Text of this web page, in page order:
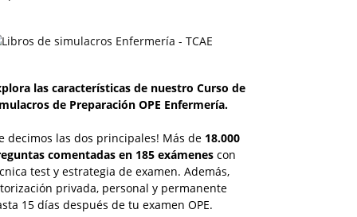
las características de nuestro Curso de
de Preparación OPE Enfermería.
decimos las dos principales! Más de 18.000
comentadas en 185 exámenes con
test y estrategia de examen. Además,
privada, personal y permanente
15 días después de tu examen OPE.